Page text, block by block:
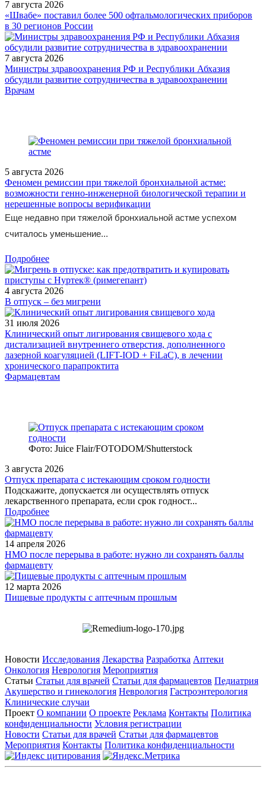
7 августа 2026
«Швабе» поставил более 500 офтальмологических приборов
в 30 регионов России
7 августа 2026
Министры здравоохранения РФ и Республики Абхазия
обсудили развитие сотрудничества в здравоохранении
/industry/medtech/pat/
Врачам
5 августа 2026
Феномен ремиссии при тяжелой бронхиальной астме:
возможности генно-инженерной биологической терапии и
нерешенные вопросы верификации
Еще недавно при тяжелой бронхиальной астме успехом
считалось уменьшение...
Подробнее
4 августа 2026
В отпуск – без мигрени
31 июля 2026
Клинический опыт лигирования свищевого хода с
дистализацией внутреннего отверстия, дополненного
лазерной коагуляцией (LIFT-IOD + FiLaC), в лечении
хронического парапроктита
Фармацевтам
Фото: Juice Flair/FOTODOM/Shutterstoсk
3 августа 2026
Отпуск препарата с истекающим сроком годности
Подскажите, допускается ли осуществлять отпуск
лекарственного препарата, если срок годност...
Подробнее
14 апреля 2026
НМО после перерыва в работе: нужно ли сохранять баллы
фармацевту
12 марта 2026
Пищевые продукты с аптечным прошлым
Новости Исследования Лекарства Разработка Аптеки
Онкология Неврология Мероприятия
Статьи Статьи для врачей Статьи для фармацевтов Педиатрия
Акушерство и гинекология Неврология Гастроэнтерология
Клинические случаи
Проект О компании О проекте Реклама Контакты Политика
конфиденциальности Условия регистрации
Новости Статьи для врачей Статьи для фармацевтов
Мероприятия Контакты Политика конфиденциальности